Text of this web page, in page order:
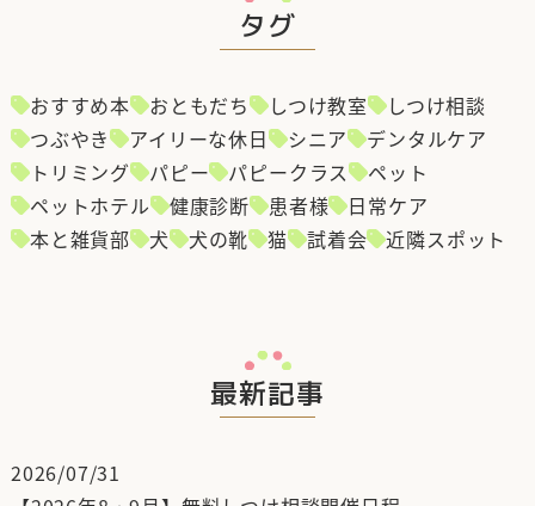
タグ
おすすめ本 おともだち しつけ教室
しつけ相談
つぶやき
アイリーな休日 シニア
デンタルケア
トリミング
パピー パピークラス
ペット
ペットホテル
健康診断 患者様
日常ケア
本と雑貨部
犬 犬の靴 猫 試着会 近隣スポット
最新記事
2026/07/31